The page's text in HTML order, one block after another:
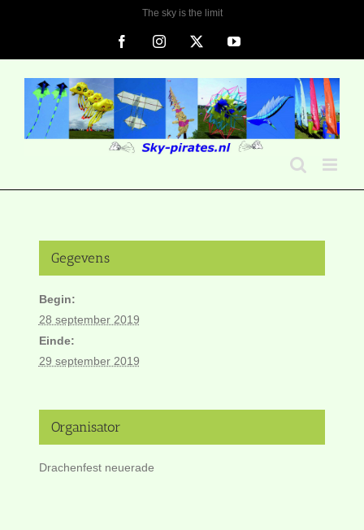
The sky is the limit
FacebookInstagram YouTube
Gegevens
Begin:
28 september 2019
Einde:
29 september 2019
Organisator
Drachenfest neuerade